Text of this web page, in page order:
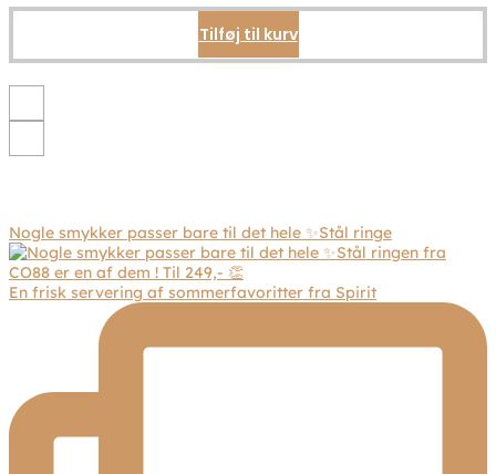
på
Tilføj til kurv
Nogle smykker passer bare til det hele ✨Stål ringe
En frisk servering af sommerfavoritter fra Spirit